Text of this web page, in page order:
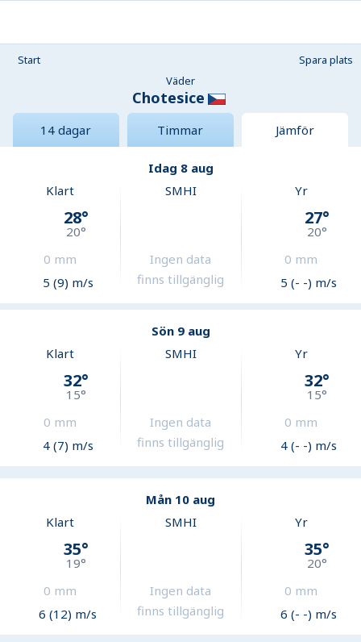
Start
Spara plats
Väder
Chotesice
14 dagar Timmar Jämför
Idag 8 aug
Klart
28°
20°
0 mm
5 (9) m/s
SMHI
Ingen data
finns tillgänglig
Yr
27°
20°
0 mm
5 (- -) m/s
Sön 9 aug
Klart
32°
15°
0 mm
4 (7) m/s
SMHI
Ingen data
finns tillgänglig
Yr
32°
15°
0 mm
4 (- -) m/s
Mån 10 aug
Klart
35°
19°
0 mm
6 (12) m/s
SMHI
Ingen data
finns tillgänglig
Yr
35°
20°
0 mm
6 (- -) m/s